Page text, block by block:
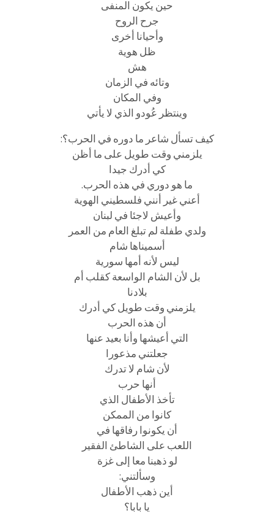
حين يكون المنفى
جرح الروح
وأحيانا أخرى
ظل هوية
هش
وتائه في الزمان
وفي المكان
وينتظر عُودو الذي لا يأتي
كيف تسأل شاعر ما دوره في الحرب؟:
يلزمني وقت طويل على ما أظن
كي أدرك جيدا
ما هو دوري في هذه الحرب.
أعني غير أنني فلسطيني الهوية
وأعيش لاجئا في لبنان
ولدي طفلة لم تبلغ العام من العمر
أسميناها شام
ليس لأنه أمها سورية
بل لأن الشام الواسعة كقلب أم
بلادنا
يلزمني وقت طويل كي أدرك
أن هذه الحرب
التي أعيشها وأنا بعيد عنها
جعلتني مذعورا
لأن شام لا تدرك
أنها حرب
تأخذ الأطفال الذي
كانوا من الممكن
أن يكونوا رفاقها في
اللعب على الشاطئ الفقير
لو ذهبنا معا إلى غزة
وسألتني:
أين ذهب الأطفال
يا بابا؟